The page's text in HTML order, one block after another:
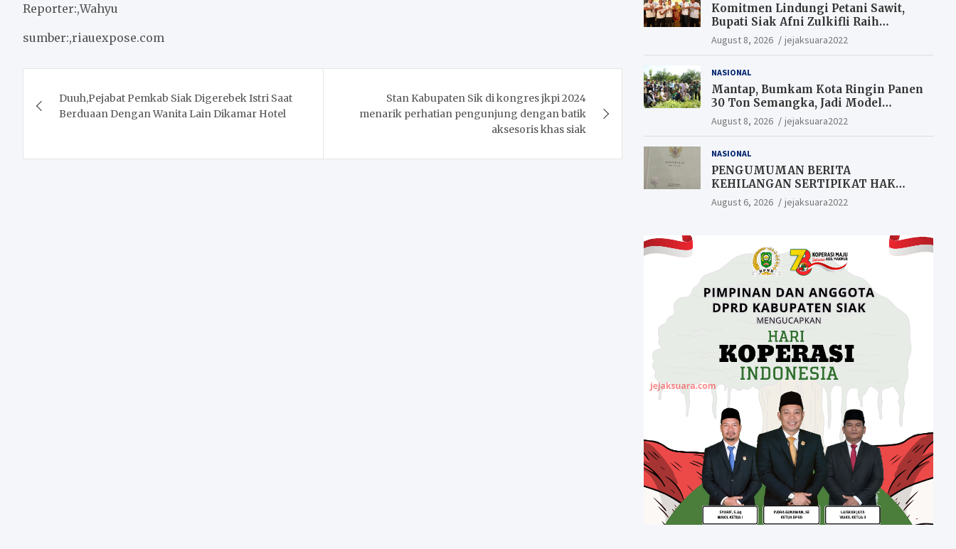
Reporter:,Wahyu
sumber:,riauexpose.com
navigation
Duuh,Pejabat Pemkab Siak Digerebek Istri Saat
Berduaan Dengan Wanita Lain Dikamar Hotel
Stan Kabupaten Sik di kongres jkpi 2024
menarik perhatian pengunjung dengan batik
aksesoris khas siak
Komitmen Lindungi Petani Sawit,
Bupati Siak Afni Zulkifli Raih
Penghargaan SIEXPO 2026
August 8, 2026 jejaksuara2022
NASIONAL
Mantap, Bumkam Kota Ringin Panen
30 Ton Semangka, Jadi Model
Ketahanan Pangan Siak.
August 8, 2026 jejaksuara2022
NASIONAL
PENGUMUMAN BERITA
KEHILANGAN SERTIPIKAT HAK
MILIK (SHM).
August 6, 2026 jejaksuara2022